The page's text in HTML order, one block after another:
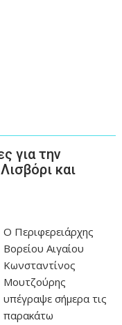
για την
και
Ο Περιφερειάρχης
Βορείου Αιγαίου
Κωνσταντίνος
Μουτζούρης
υπέγραψε σήμερα τις
παρακάτω